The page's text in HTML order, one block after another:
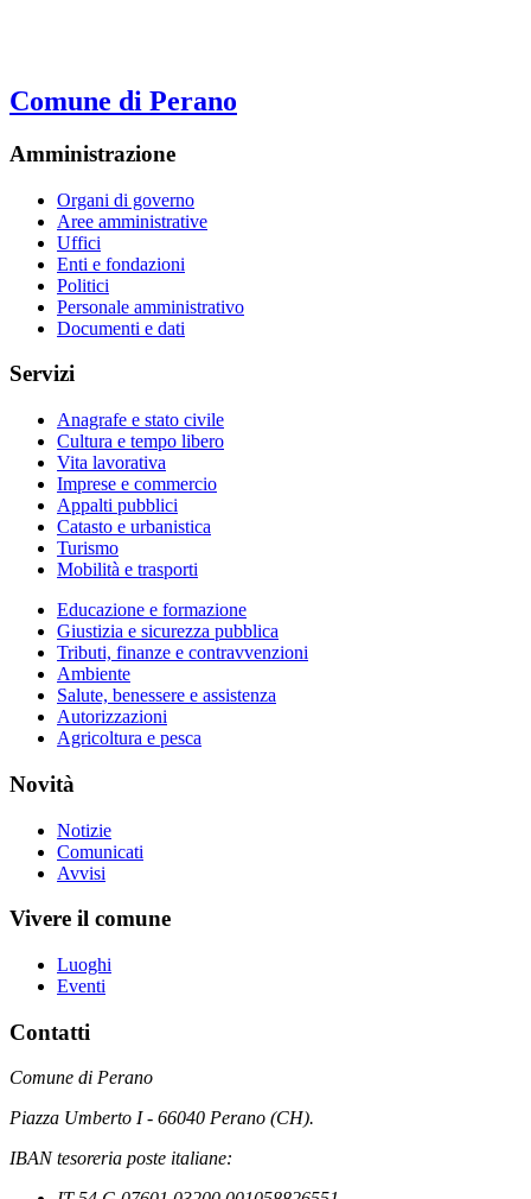
Comune di Perano
Amministrazione
Organi di governo
Aree amministrative
Uffici
Enti e fondazioni
Politici
Personale amministrativo
Documenti e dati
Servizi
Anagrafe e stato civile
Cultura e tempo libero
Vita lavorativa
Imprese e commercio
Appalti pubblici
Catasto e urbanistica
Turismo
Mobilità e trasporti
Educazione e formazione
Giustizia e sicurezza pubblica
Tributi, finanze e contravvenzioni
Ambiente
Salute, benessere e assistenza
Autorizzazioni
Agricoltura e pesca
Novità
Notizie
Comunicati
Avvisi
Vivere il comune
Luoghi
Eventi
Contatti
Comune di Perano
Piazza Umberto I - 66040 Perano (CH).
IBAN tesoreria poste italiane: